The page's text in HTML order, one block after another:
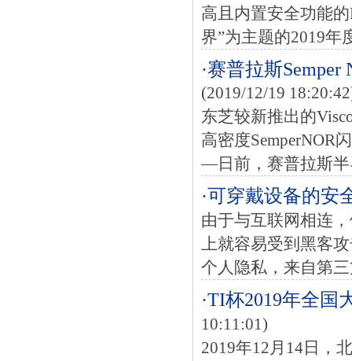
高且内置安全功能
界”为主题的2019年
·赛普拉斯
(2019/12/19
东芝较新推出的
高密度SemperNOR
—日前，赛普拉斯半
·可穿戴设备的安
由于与互联网相连
上就容易受到黑客
个人隐私，来自第
·TI杯2019年全国
10:11:01)
2019年12月14日，